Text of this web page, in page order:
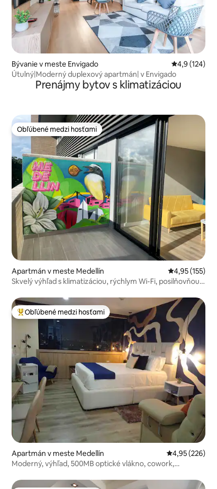
Bývanie v meste Envigado Priemerné
4,9 (124)
Útulný|Moderný duplexový apartmán| v Envigado
Prenájmy bytov s klimatizáciou
Obľúbené medzi hosťami
Obľúbené medzi hosťami
Apartmán v meste Medellín Priemerné
4,95 (155)
Skvelý výhľad s klimatizáciou, rýchlym Wi-Fi, posilňovňou,
Najobľúbenejšie medzi hosťami
Obľúbené medzi hosťami
Apartmán v meste Medellín Priemerné
4,95 (226)
Moderný, výhľad, 500MB optické vlákno, cowork,